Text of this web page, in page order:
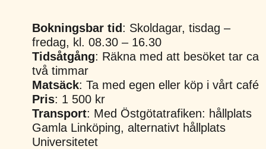
Bokningsbar tid : Skoldagar, tisdag –
fredag, kl. 08.30 – 16.30
Tidsåtgång: Räkna med att besöket tar ca
två timmar
Matsäck: Ta med egen eller köp i vårt café
Pris: 1 500 kr
Transport: Med Östgötatrafiken: hållplats
Gamla Linköping, alternativt hållplats
Universitetet